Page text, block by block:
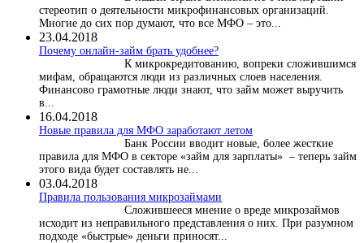
стереотип о деятельности микрофинансовых организаций.
Многие до сих пор думают, что все МФО – это...
23.04.2018
Почему онлайн-займ брать удобнее?
К микрокредитованию, вопреки сложившимся
мифам, обращаются люди из различных слоев населения.
Финансово грамотные люди знают, что займ может выручить
в...
16.04.2018
Новые правила для МФО заработают летом
Банк России вводит новые, более жесткие
правила для МФО в секторе «займ для зарплаты» – теперь займ
этого вида будет составлять не...
03.04.2018
​Правила пользования микрозаймами
Сложившееся мнение о вреде микрозаймов
исходит из неправильного представления о них. При разумном
подходе «быстрые» деньги приносят...